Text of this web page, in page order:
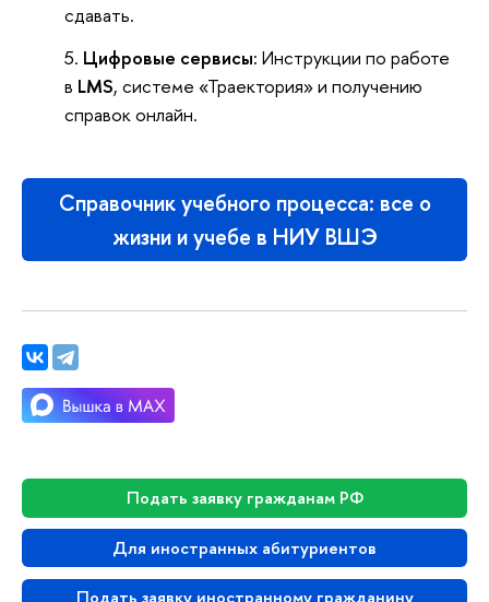
Подать заявку гражданам РФ
Для иностранных абитуриентов
сдавать.
Цифровые сервисы: Инструкции по работе
в LMS, системе «Траектория» и получению
справок онлайн.
Справочник учебного процесса: все о
жизни и учебе в НИУ ВШЭ